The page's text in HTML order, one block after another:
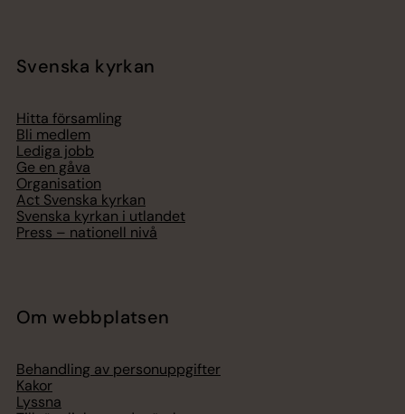
Svenska kyrkan
Hitta församling
Bli medlem
Lediga jobb
Ge en gåva
Organisation
Act Svenska kyrkan
Svenska kyrkan i utlandet
Press – nationell nivå
Om webbplatsen
Behandling av personuppgifter
Kakor
Lyssna